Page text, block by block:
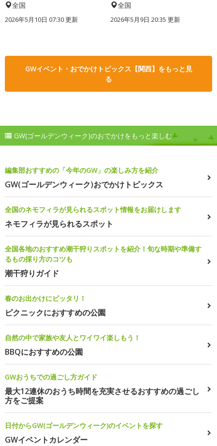
全国
2026年5月10日 07:30 更新
全国
2026年5月9日 20:35 更新
GWイベント・おでかけトピックス【関西】をもっと見
る
GW(ゴールデンウィーク)のおでかけをもっと楽しむ
編集部おすすめの「今年のGW」の楽しみ方を紹介
GW(ゴールデンウィーク)おでかけトピックス
全国のネモフィラが見られるスポット情報をお届けします
ネモフィラが見られるスポット
全国各地のおすすめ潮干狩りスポットを紹介！旬な時期や準備す
るもの採り方のコツも
潮干狩りガイド
春のお出かけにピッタリ！
ピクニックにおすすめの公園
自然の中で家族や友人とワイワイ楽しもう！
BBQにおすすめの公園
GWおうちでの過ごし方ガイド
最大12連休のおうち時間を充実させるおすすめの過ごし
方をご提案
日付からGW(ゴールデンウィーク)のイベントを探す
GWイベントカレンダー